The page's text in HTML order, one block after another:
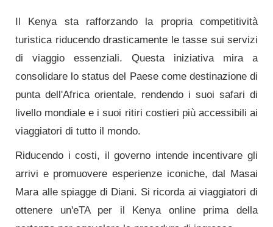
Il Kenya sta rafforzando la propria competitività
turistica riducendo drasticamente le tasse sui servizi
di viaggio essenziali. Questa iniziativa mira a
consolidare lo status del Paese come destinazione di
punta dell'Africa orientale, rendendo i suoi safari di
livello mondiale e i suoi ritiri costieri più accessibili ai
viaggiatori di tutto il mondo.
Riducendo i costi, il governo intende incentivare gli
arrivi e promuovere esperienze iconiche, dal Masai
Mara alle spiagge di Diani. Si ricorda ai viaggiatori di
ottenere un'eTA per il Kenya online prima della